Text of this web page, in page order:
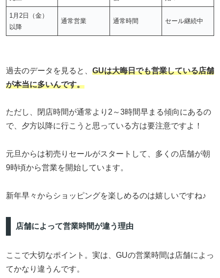
1月2日（金）
以降
通常営業 通常時間 セール継続中
過去のデータを見ると、 GUは大晦日でも営業している店舗
が本当に多いんです。
ただし、閉店時間が通常より2～3時間早まる傾向にあるの
で、夕方以降に行こうと思っている方は要注意ですよ！
元旦からは初売りセールがスタートして、多くの店舗が朝
9時頃から営業を開始しています。
新年早々からショッピングを楽しめるのは嬉しいですね♪
店舗によって営業時間が違う理由
ここで大切なポイント。実は、GUの営業時間は店舗によっ
てかなり違うんです。